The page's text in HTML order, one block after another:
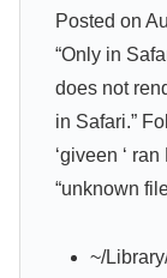
Posted on
“Only in
does not
in Safari.”
‘giveen ‘
“unknown
~/